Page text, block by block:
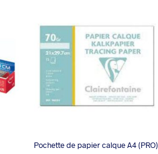
Pochette de papier calque A4 (PRO)